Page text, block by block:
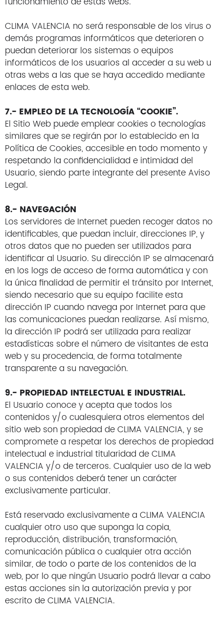
CLIMA VALENCIA no será responsable de los virus o
demás programas informáticos que deterioren o
puedan deteriorar los sistemas o equipos
informáticos de los usuarios al acceder a su web u
otras webs a las que se haya accedido mediante
enlaces de esta web.
7.- EMPLEO DE LA TECNOLOGÍA “COOKIE”.
El Sitio Web puede emplear cookies o tecnologías
similares que se regirán por lo establecido en la
Política de Cookies, accesible en todo momento y
respetando la confidencialidad e intimidad del
Usuario, siendo parte integrante del presente Aviso
Legal.
8.- NAVEGACIÓN
Los servidores de Internet pueden recoger datos no
identificables, que puedan incluir, direcciones IP, y
otros datos que no pueden ser utilizados para
identificar al Usuario. Su dirección IP se almacenará
en los logs de acceso de forma automática y con
la única finalidad de permitir el tránsito por Internet,
siendo necesario que su equipo facilite esta
dirección IP cuando navega por Internet para que
las comunicaciones puedan realizarse. Así mismo,
la dirección IP podrá ser utilizada para realizar
estadísticas sobre el número de visitantes de esta
web y su procedencia, de forma totalmente
transparente a su navegación.
9.- PROPIEDAD INTELECTUAL E INDUSTRIAL.
El Usuario conoce y acepta que todos los
contenidos y/o cualesquiera otros elementos del
sitio web son propiedad de CLIMA VALENCIA, y se
compromete a respetar los derechos de propiedad
intelectual e industrial titularidad de CLIMA
VALENCIA y/o de terceros. Cualquier uso de la web
o sus contenidos deberá tener un carácter
exclusivamente particular.
Está reservado exclusivamente a CLIMA VALENCIA
cualquier otro uso que suponga la copia,
reproducción, distribución, transformación,
comunicación pública o cualquier otra acción
similar, de todo o parte de los contenidos de la
web, por lo que ningún Usuario podrá llevar a cabo
estas acciones sin la autorización previa y por
escrito de CLIMA VALENCIA.